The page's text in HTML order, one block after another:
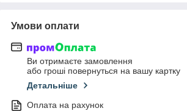
Умови оплати
Ви отримаєте замовлення
або гроші повернуться на вашу картку
Детальніше
Оплата на рахунок